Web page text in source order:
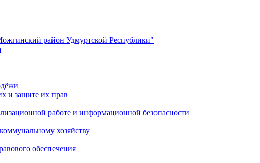
район Удмуртской Республики"
и защите их прав
работе и информационной безопасности
хозяйству
обеспечения